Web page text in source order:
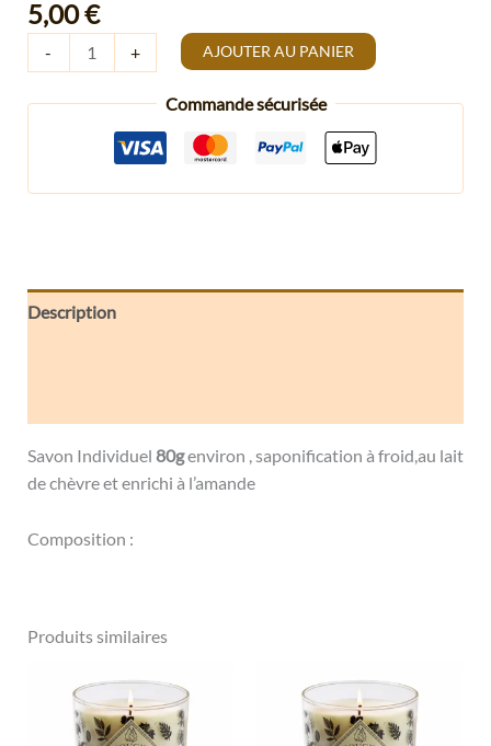
5,00€
- + AJOUTER AU PANIER
Commande sécurisée
Description
Savon Individuel 80genviron , saponification à froid,au lait
de chèvre et enrichi à l’amande
Composition :
Produits similaires